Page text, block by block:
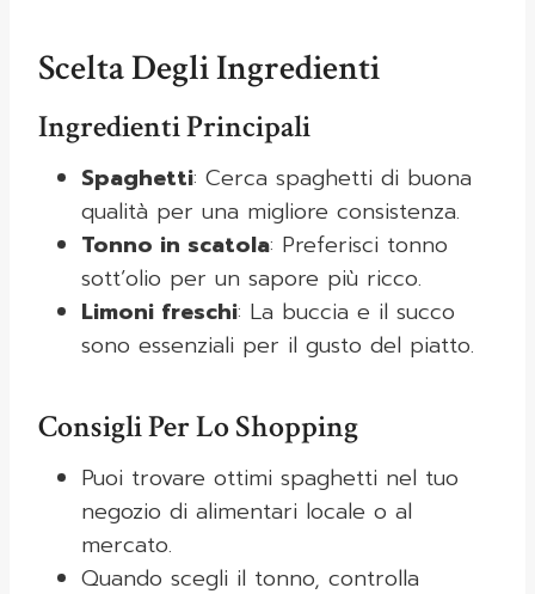
Scelta Degli Ingredienti
Ingredienti Principali
Spaghetti: Cerca spaghetti di buona
qualità per una migliore consistenza.
Tonno in scatola: Preferisci tonno
sott’olio per un sapore più ricco.
Limoni freschi: La buccia e il succo
sono essenziali per il gusto del piatto.
Consigli Per Lo Shopping
Puoi trovare ottimi spaghetti nel tuo
negozio di alimentari locale o al
mercato.
Quando scegli il tonno, controlla